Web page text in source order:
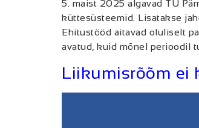
5. maist 2025 algavad TÜ
küttesüsteemid. Lisatakse
Ehitustööd aitavad oluliselt
avatud, kuid mõnel perioodil
Liikumisrõõm ei